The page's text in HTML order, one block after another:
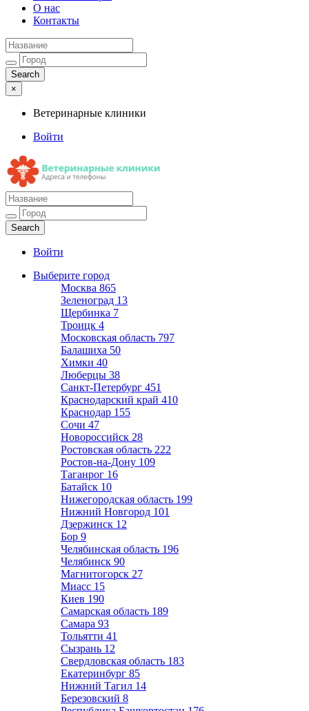
О нас
Контакты
×
Ветеринарные клиники
Войти
Ветеринарные клиники
Адреса и телефоны
Войти
Выберите город
Москва 865
Зеленоград 13
Щербинка 7
Троицк 4
Московская область 797
Балашиха 50
Химки 40
Люберцы 38
Санкт-Петербург 451
Краснодарский край 410
Краснодар 155
Сочи 47
Новороссийск 28
Ростовская область 222
Ростов-на-Дону 109
Таганрог 16
Батайск 10
Нижегородская область 199
Нижний Новгород 101
Дзержинск 12
Бор 9
Челябинская область 196
Челябинск 90
Магнитогорск 27
Миасс 15
Киев 190
Самарская область 189
Самара 93
Тольятти 41
Сызрань 12
Свердловская область 183
Екатеринбург 85
Нижний Тагил 14
Березовский 8